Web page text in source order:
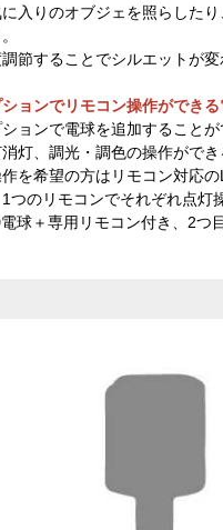
に入りのオブジェを照らした
節することでシルエットが変
ョンでリモコン操作ができる
ョンで電球を追加すること
消灯、調光・調色の操作がで
作を希望の方はリモコン対応
1つのリモコンでそれぞれ点灯
球＋専用リモコン付き、2つ